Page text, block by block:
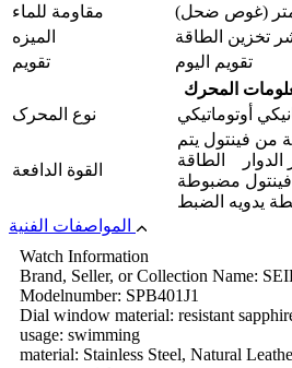
مقاومة للماء
المیزه
تخزين الطاقة
تقويم
تقویم الیوم
المحرك
نوع المحرک
أوتوماتيكي
القوة الدافعة
من فينتول يتم
الدوار الطاقة
فينتول مضبوطة
يدویه الضبط
Watch Information
Brand, Seller, or Collection Name:
Modelnumber: SPB401J1
Dial window material: resistant
usage: swimming
material: Stainless Steel, Natural